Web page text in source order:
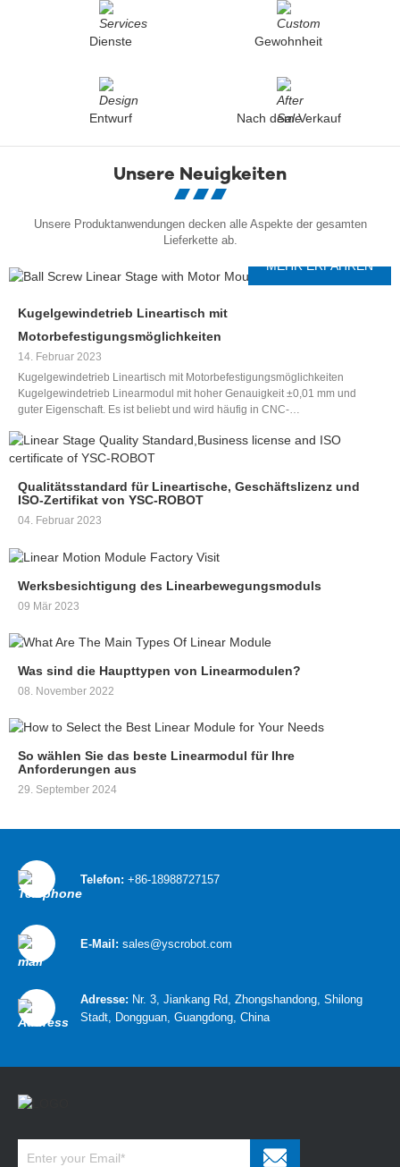
Dienste Gewohnheit
Entwurf Nach dem Verkauf
Unsere Neuigkeiten
Unsere Produktanwendungen decken alle Aspekte der gesamten
Lieferkette ab.
MEHR ERFAHREN
Kugelgewindetrieb Lineartisch mit
Motorbefestigungsmöglichkeiten
14. Februar 2023
Kugelgewindetrieb Lineartisch mit Motorbefestigungsmöglichkeiten
Kugelgewindetrieb Linearmodul mit hoher Genauigkeit ±0,01 mm und
guter Eigenschaft. Es ist beliebt und wird häufig in CNC-
Bedarf akzeptabel: Nutzlast, maximale Geschwindigkeit, Verwendung in
vertikal oder horizontal ect.. CNC-Linearmodule vom Kugelgewindetrieb
geschlossen
Qualitätsstandard für Lineartische, Geschäftslizenz und
ISO-Zertifikat von YSC-ROBOT
04. Februar 2023
Werksbesichtigung des Linearbewegungsmoduls
09 Mär 2023
Was sind die Haupttypen von Linearmodulen?
08. November 2022
So wählen Sie das beste Linearmodul für Ihre
Anforderungen aus
29. September 2024
Telefon: +86-18988727157
E-Mail: sales@yscrobot.com
Adresse: Nr. 3, Jiankang Rd, Zhongshandong, Shilong
Stadt, Dongguan, Guangdong, China